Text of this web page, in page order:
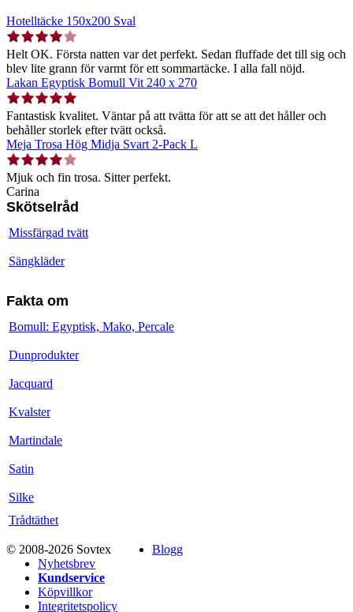
Hotelltäcke 150x200 Sval
Helt OK. Första natten var det perfekt. Sedan fluffade det till sig och
blev lite grann för varmt för ett sommartäcke. I alla fall nöjd.
Lakan Egyptisk Bomull Vit 240 x 270
Fantastisk kvalitet. Väntar på att tvätta för att se att det håller och
behåller storlek efter tvätt också.
Meja Trosa Hög Midja Svart 2-Pack L
Mjuk och fin trosa. Sitter perfekt.
Carina
Skötselråd
Missfärgad tvätt
Sängkläder
Fakta om
Bomull: Egyptisk, Mako, Percale
Dunprodukter
Jacquard
Kvalster
Martindale
Satin
Silke
Trådtäthet
© 2008-2026 Sovtex
Blogg
Nyhetsbrev
Kundservice
Köpvillkor
Integritetspolicy